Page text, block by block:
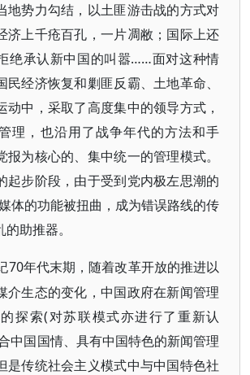
地势力勾结，以土匪游击战的方式对
济上千疮百孔，一片凋敝；国际上还
绝承认新中国的叫嚣……面对这种情
民经济恢复和剿匪反霸、土地革命、
动中，采取了高度集中的领导方式，
理，也沿用了战争年代的方法和手
报为核心的、集中统一的管理模式。
起步阶段，由于受到党内极左思潮的
的功能被扭曲，成为错误路线的传
助推器。
70年代末期，随着改革开放的推进以
介生态的变化，中国政府在新闻管理
探索(对苏联模式亦进行了重新认
中国国情、具有中国特色的新闻管理
是传统社会主义模式中与中国特色社